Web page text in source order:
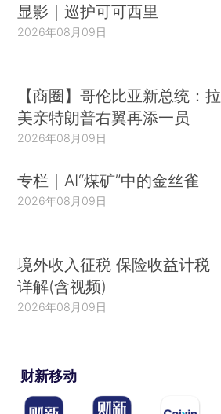
显影｜巡护可可西里
2026年08月09日
【商圈】哥伦比亚新总统：拉
美亲特朗普右翼再添一员
2026年08月09日
专栏｜AI“煤矿”中的金丝雀
2026年08月09日
境外收入征税 保险收益计税
详解(含视频)
2026年08月09日
财新移动